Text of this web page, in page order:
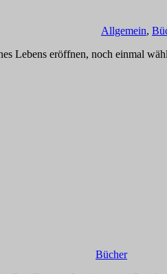
Allgemein,
Lebens eröffnen, noch einmal
Bücher